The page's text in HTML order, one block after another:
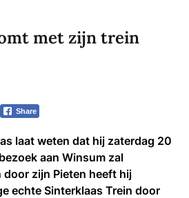
met zijn trein
Share
laat weten dat hij zaterdag 20
aan Winsum zal
door zijn Pieten heeft hij
echte Sinterklaas Trein door